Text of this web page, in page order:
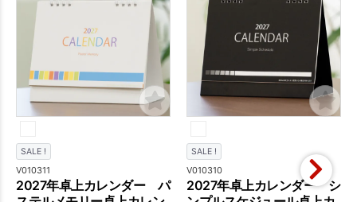
SALE !
V010311
2027年卓上カレンダー パ
SALE !
V010310
2027年卓上カレンダー シ